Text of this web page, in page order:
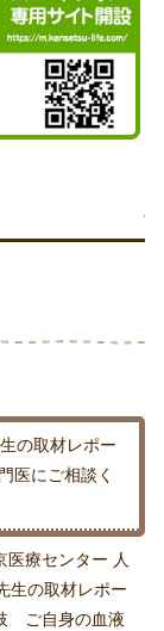
の取材レポー
医にご相談く
医療センター 人
生の取材レポー
ご自身の血液